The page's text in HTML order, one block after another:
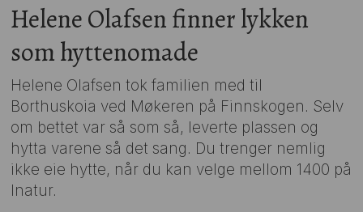
Helene Olafsen finner lykken
som hyttenomade
Helene Olafsen tok familien med til
Borthuskoia ved Møkeren på Finnskogen. Selv
om bettet var så som så, leverte plassen og
hytta varene så det sang. Du trenger nemlig
ikke eie hytte, når du kan velge mellom 1400 på
Inatur.